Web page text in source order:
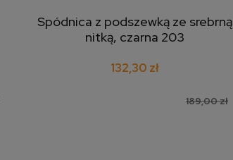
dodaj do koszyka
Spódnica z podszewką ze srebrną
nitką, czarna 203
189,00 zł
132,30 zł